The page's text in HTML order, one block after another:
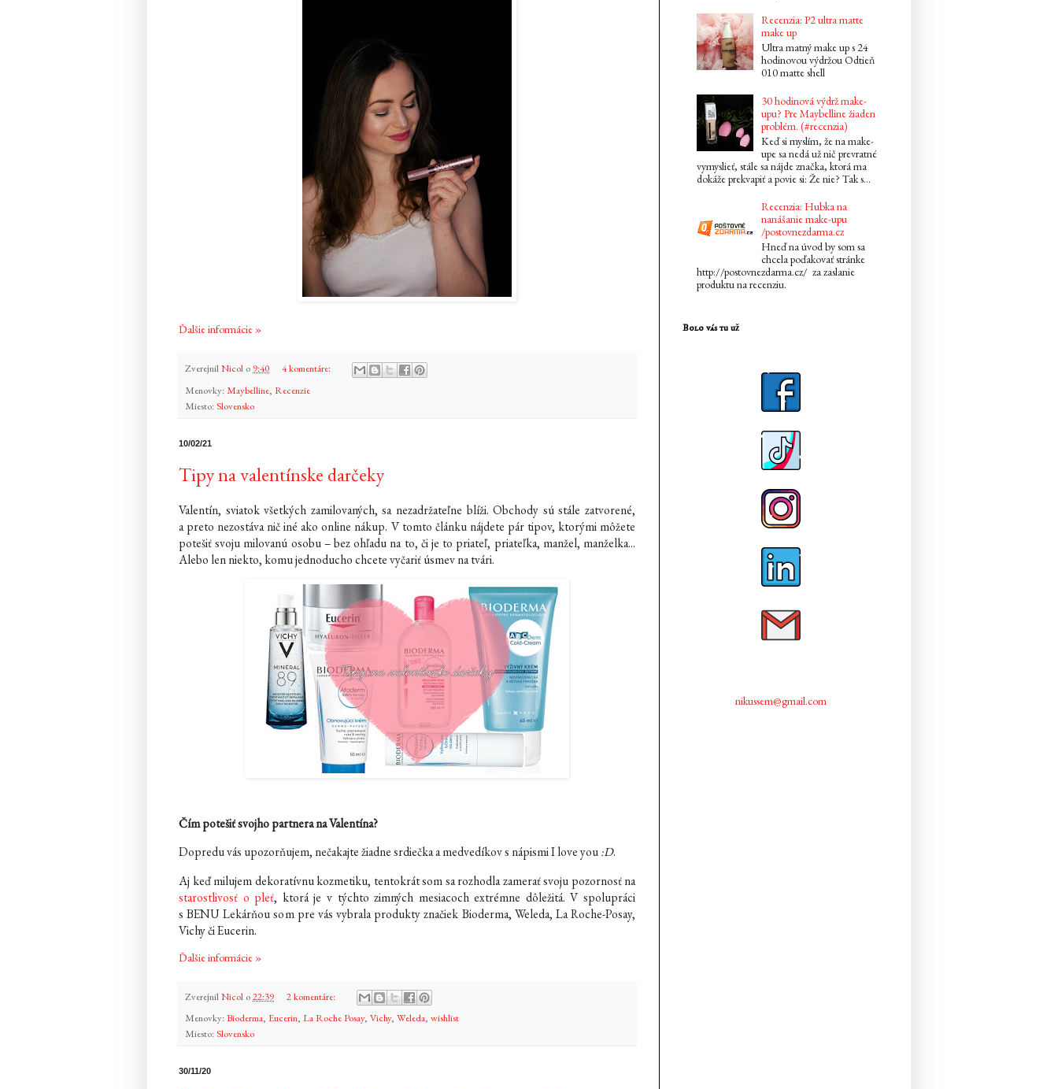
Ďalšie informácie »
ZverejnilNicol o 9:40
4 komentáre:
Menovky: Maybelline, Recenzie
Miesto: Slovensko
10/02/21
Tipy na valentínske darčeky
Valentín, sviatok všetkých zamilovaných, sa nezadržateľne blíži. Obchody sú stále zatvorené,
a preto nezostáva nič iné ako online nákup. V tomto článku nájdete pár tipov, ktorými môžete
potešiť svoju milovanú osobu – bez ohľadu na to, či je to priateľ, priateľka, manžel, manželka...
Alebo len niekto, komu jednoducho chcete vyčariť úsmev na tvári.
Čím potešiť svojho partnera na Valentína?
Dopredu vás upozorňujem, nečakajte žiadne srdiečka a medvedíkov s nápismi I love you:D.
Aj keď milujem dekoratívnu kozmetiku, tentokrát som sa rozhodla zamerať svoju pozornosť na
starostlivosť o pleť, ktorá je v týchto zimných mesiacoch extrémne dôležitá. V spolupráci
s BENU Lekárňou som pre vás vybrala produkty značiek Bioderma, Weleda, La Roche-Posay,
Vichy či Eucerin.
Ďalšie informácie »
ZverejnilNicol o22:39
2 komentáre:
Menovky: Bioderma, Eucerin, La Roche Posay, Vichy, Weleda, wishlist
Miesto: Slovensko
30/11/20
Recenzia: P2 ultra matte
make up
Ultra matný make up s 24
hodinovou výdržou Odtieň
010 matte shell
30 hodinová výdrž make-
upu? Pre Maybelline žiaden
problém. (#recenzia)
Keď si myslím, že na make-
upe sa nedá už nič prevratné
vymyslieť, stále sa nájde značka, ktorá ma
dokáže prekvapiť a povie si: Že nie? Tak s...
Recenzia: Hubka na
nanášanie make-upu
/postovnezdarma.cz
Hneď na úvod by som sa
chcela poďakovať stránke
http://postovnezdarma.cz/ za zaslanie
produktu na recenziu.
Bolo vás tu už
nikussem@gmail.com